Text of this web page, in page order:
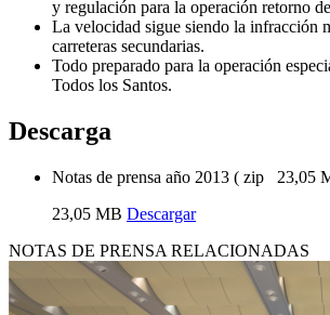
y regulación para la operación retorno
La velocidad sigue siendo la infracción
carreteras secundarias.
Todo preparado para la operación
Todos los Santos.
Descarga
Notas de prensa año 2013 ( zip 23,05
23,05 MB Descargar
NOTAS DE PRENSA RELACIONADAS